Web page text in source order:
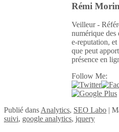
Rémi Morin
Veilleur -
numérique des
e-reputation,
que peut
présence en
Follow Me:
Publié dans Analytics, SEO Labo |
suivi, google analytics, jquery